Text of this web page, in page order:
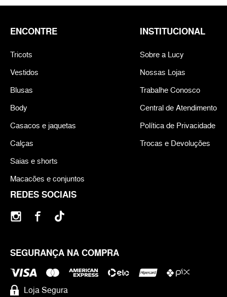
REDES SOCIAIS
SEGURANÇA NA COMPRA
Loja Segura
ENCONTRE
Tricots
Vestidos
Blusas
Body
Casacos e jaquetas
Calças
Saias e shorts
Macacões e conjuntos
INSTITUCIONAL
Sobre a Lucy
Nossas Lojas
Trabalhe Conosco
Central de Atendimento
Política de Privacidade
Trocas e Devoluções